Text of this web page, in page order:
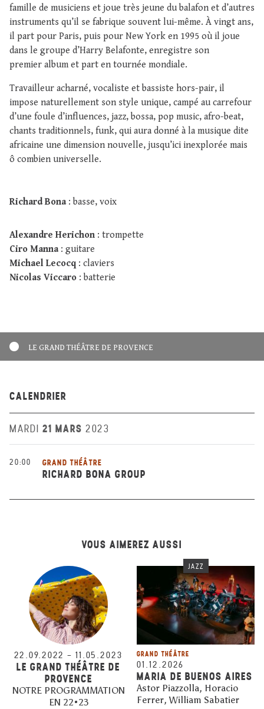
famille de musiciens et joue très jeune du balafon et d’autres
instruments qu’il se fabrique souvent lui-même. À vingt ans,
il part pour Paris, puis pour New York en 1995 où il joue
dans le groupe d’Harry Belafonte, enregistre son
premier album et part en tournée mondiale.
Travailleur acharné, vocaliste et bassiste hors-pair, il
impose naturellement son style unique, campé au carrefour
d’une foule d’influences, jazz, bossa, pop music, afro-beat,
chants traditionnels, funk, qui aura donné à la musique dite
africaine une dimension nouvelle, jusqu’ici inexplorée mais
ô combien universelle.
Richard Bona: basse, voix
Alexandre Herichon : trompette
Ciro Manna: guitare
Michael Lecocq : claviers
Nicolas Viccaro : batterie
LE GRAND THÉÂTRE DE PROVENCE
CALENDRIER
MARDI 21 MARS 2023
20:00 GRAND THÉÂTRE
RICHARD BONA GROUP
VOUS AIMEREZ AUSSI
22.09.2022 – 11.05.2023
LE GRAND THÉÂTRE DE
PROVENCE
NOTRE PROGRAMMATION
EN 22•23
JAZZ
GRAND THÉÂTRE
01.12.2026
MARIA DE BUENOS AIRES
Astor Piazzolla, Horacio
Ferrer, William Sabatier